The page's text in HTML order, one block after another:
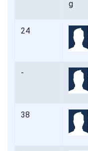
24
-
38